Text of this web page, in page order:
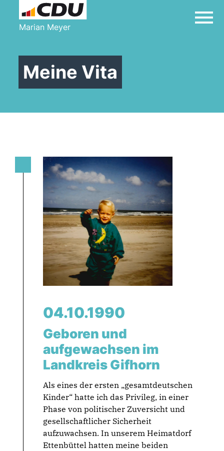
Marian Meyer
Meine Vita
04.10.1990
Geboren und
aufgewachsen im
Landkreis Gifhorn
Als eines der ersten „gesamtdeutschen
Kinder“ hatte ich das Privileg, in einer
Phase von politischer Zuversicht und
gesellschaftlicher Sicherheit
aufzuwachsen. In unserem Heimatdorf
Ettenbüttel hatten meine beiden